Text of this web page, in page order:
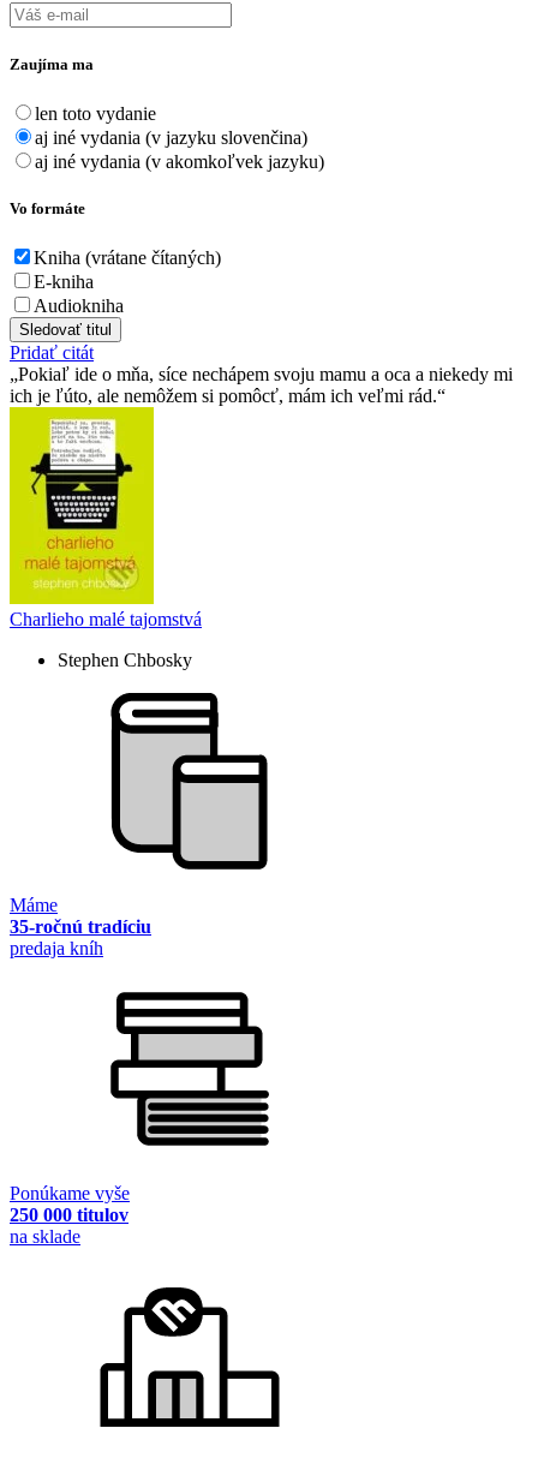
Zaujíma ma
len toto vydanie
aj iné vydania (v jazyku slovenčina)
aj iné vydania (v akomkoľvek jazyku)
Vo formáte
Kniha (vrátane čítaných)
E-kniha
Audiokniha
Sledovať titul
Pridať citát
Pokiaľ ide o mňa, síce nechápem svoju mamu a oca a niekedy mi
ich je ľúto, ale nemôžem si pomôcť, mám ich veľmi rád.
Charlieho malé tajomstvá
Stephen Chbosky
Máme
35-ročnú tradíciu
predaja kníh
Ponúkame vyše
250 000 titulov
na sklade